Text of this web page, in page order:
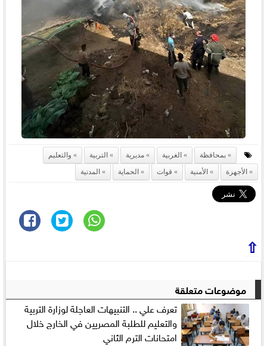
بمحافظة الغربية مديرية التربية
والتعليم
الأجهزة
الأمنية قوات الحماية المدنية
⇧
موضوعات متعلقة
تعرف علي .. التنبيهات العاجلة لوزارة التربية
والتعليم للطلبة المصريين في الخارج خلال
امتحانات الترم الثاني